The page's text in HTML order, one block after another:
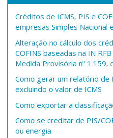
Créditos de ICMS, PIS e
empresas Simples Nacional
Alteração no cálculo dos
COFINS baseadas na IN
Medida Provisória nº 1.159,
Como gerar um relatório de
excluindo o valor de ICMS
Como exportar a
Como se creditar de PIS/
ou energia